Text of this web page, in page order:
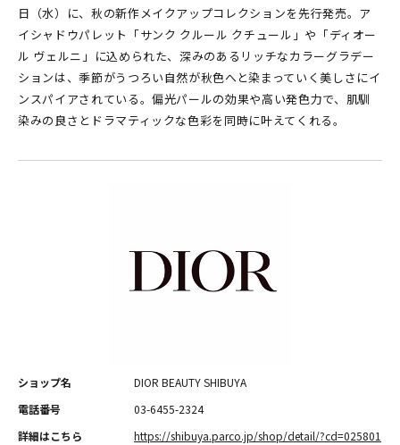
日（水）に、秋の新作メイクアップコレクションを先行発売。ア
イシャドウパレット「サンク クルール クチュール」や「ディオー
ル ヴェルニ」に込められた、深みのあるリッチなカラーグラデー
ションは、季節がうつろい自然が秋色へと染まっていく美しさにイ
ンスパイアされている。偏光パールの効果や高い発色力で、肌馴
染みの良さとドラマティックな色彩を同時に叶えてくれる。
ショップ名
DIOR BEAUTY SHIBUYA
電話番号
03-6455-2324
詳細はこちら
https://shibuya.parco.jp/shop/detail/?cd=025801